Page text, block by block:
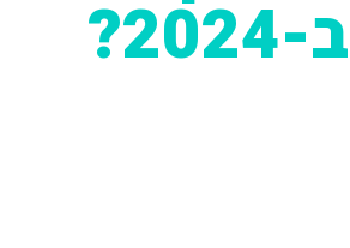
ב-2024?